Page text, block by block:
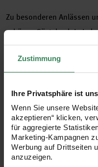
Zustimmung
Ihre Privatsphäre ist
Wenn Sie unsere
akzeptieren“ klicken,
für aggregierte
Marketing-Kampagnen
Werbung auf Drittseiten
anzuzeigen.
Zu besonderen Anlässen
schönes Gästebuch in
Gästebücher entstehen
dazugehörigen Holz-
Die Rahmen haben oben
Streuteile und enthalten
der Mitte für Fotos, Bilder
funktionieren hier wie die
Gast bekommt ein Holz-
und beschriften kann, mit